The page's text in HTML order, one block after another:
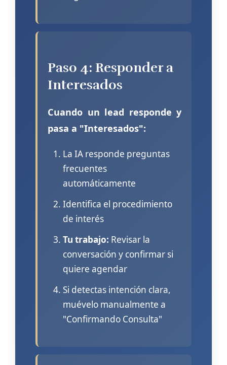
Paso 4: Responder a
Interesados
Cuando un lead responde y
pasa a "Interesados":
La IA responde preguntas
frecuentes
automáticamente
Identifica el procedimiento
de interés
Tu trabajo: Revisar la
conversación y confirmar si
quiere agendar
Si detectas intención clara,
muévelo manualmente a
"Confirmando Consulta"